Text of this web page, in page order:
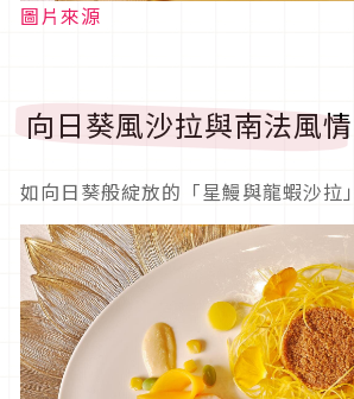
圖片來源
向日葵風沙拉與南法風情
如向日葵般綻放的「星鰻與龍蝦沙拉